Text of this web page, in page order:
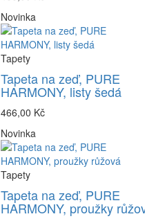
Novinka
Tapety
Tapeta na zeď, PURE
HARMONY, listy šedá
466,00 Kč
Novinka
Tapety
Tapeta na zeď, PURE
HARMONY, proužky